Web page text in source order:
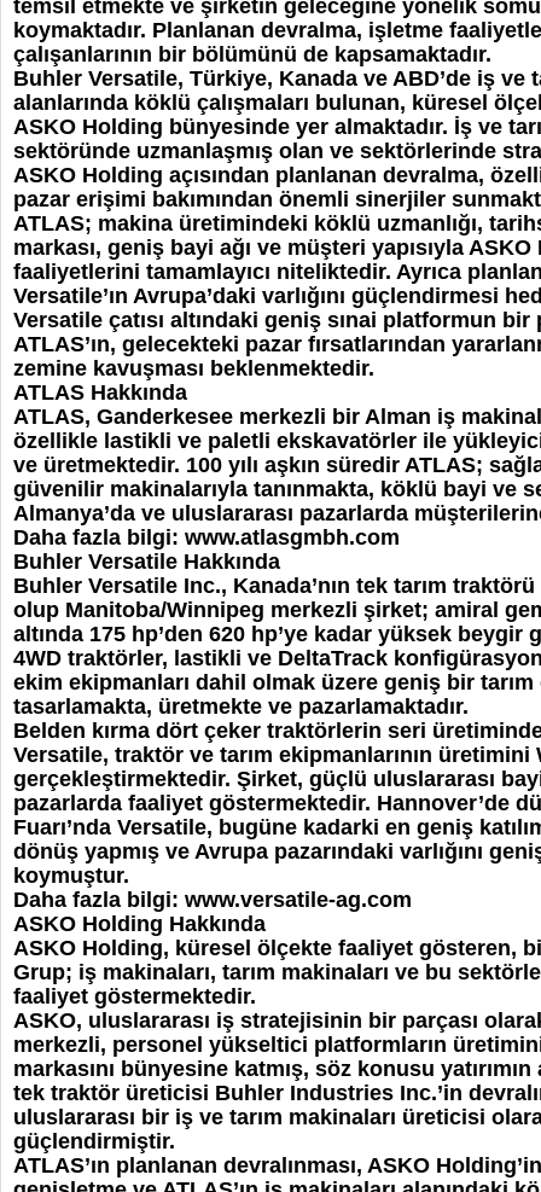
temsil etmekte ve şirketin geleceğine yönelik
koymaktadır. Planlanan devralma, işletme
çalışanlarının bir bölümünü de kapsamaktadır.
Buhler Versatile, Türkiye, Kanada ve ABD’de iş ve
alanlarında köklü çalışmaları bulunan, küresel
ASKO Holding bünyesinde yer almaktadır. İş ve
sektöründe uzmanlaşmış olan ve sektörlerinde
ASKO Holding açısından planlanan devralma,
pazar erişimi bakımından önemli sinerjiler
ATLAS; makina üretimindeki köklü uzmanlığı,
markası, geniş bayi ağı ve müşteri yapısıyla
faaliyetlerini tamamlayıcı niteliktedir. Ayrıca
Versatile’ın Avrupa’daki varlığını güçlendirmesi
Versatile çatısı altındaki geniş sınai platformun bir
ATLAS’ın, gelecekteki pazar fırsatlarından
zemine kavuşması beklenmektedir.
ATLAS Hakkında
ATLAS, Ganderkesee merkezli bir Alman iş
özellikle lastikli ve paletli ekskavatörler ile
ve üretmektedir. 100 yılı aşkın süredir ATLAS;
güvenilir makinalarıyla tanınmakta, köklü bayi ve
Almanya’da ve uluslararası pazarlarda
Daha fazla bilgi: www.atlasgmbh.com
Buhler Versatile Hakkında
Buhler Versatile Inc., Kanada’nın tek tarım
olup Manitoba/Winnipeg merkezli şirket; amiral
altında 175 hp’den 620 hp’ye kadar yüksek beygir
4WD traktörler, lastikli ve DeltaTrack
ekim ekipmanları dahil olmak üzere geniş bir tarım
tasarlamakta, üretmekte ve pazarlamaktadır.
Belden kırma dört çeker traktörlerin seri
Versatile, traktör ve tarım ekipmanlarının
gerçekleştirmektedir. Şirket, güçlü uluslararası
pazarlarda faaliyet göstermektedir. Hannover’de
Fuarı’nda Versatile, bugüne kadarki en geniş
dönüş yapmış ve Avrupa pazarındaki varlığını
koymuştur.
Daha fazla bilgi: www.versatile-ag.com
ASKO Holding Hakkında
ASKO Holding, küresel ölçekte faaliyet gösteren,
Grup; iş makinaları, tarım makinaları ve bu
faaliyet göstermektedir.
ASKO, uluslararası iş stratejisinin bir parçası
merkezli, personel yükseltici platformların
markasını bünyesine katmış, söz konusu yatırımın
tek traktör üreticisi Buhler Industries Inc.’in
uluslararası bir iş ve tarım makinaları üreticisi
güçlendirmiştir.
ATLAS’ın planlanan devralınması, ASKO